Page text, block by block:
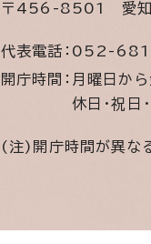
〒456-8501 愛
代表電話： 052-
開庁時間： 月曜日か
休日・祝日
(注)開庁時間が異な